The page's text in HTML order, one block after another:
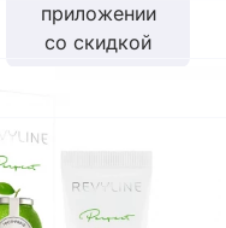
приложении
со скидкой